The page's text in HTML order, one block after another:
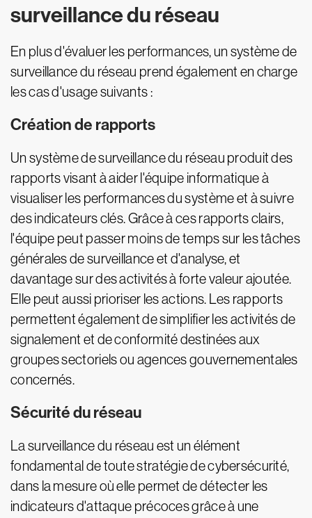
surveillance du réseau
En plus d'évaluer les performances, un système de
surveillance du réseau prend également en charge
les cas d'usage suivants :
Création de rapports
Un système de surveillance du réseau produit des
rapports visant à aider l'équipe informatique à
visualiser les performances du système et à suivre
des indicateurs clés. Grâce à ces rapports clairs,
l'équipe peut passer moins de temps sur les tâches
générales de surveillance et d'analyse, et
davantage sur des activités à forte valeur ajoutée.
Elle peut aussi prioriser les actions. Les rapports
permettent également de simplifier les activités de
signalement et de conformité destinées aux
groupes sectoriels ou agences gouvernementales
concernés.
Sécurité du réseau
La surveillance du réseau est un élément
fondamental de toute stratégie de cybersécurité,
dans la mesure où elle permet de détecter les
indicateurs d'attaque précoces grâce à une